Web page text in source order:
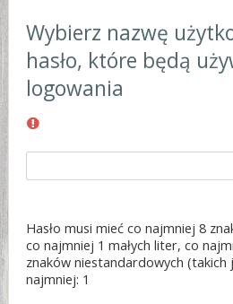
Wybierz nazwę
hasło, które będą
logowania
Hasło musi mieć co najmniej 8
co najmniej 1 małych liter, co
znaków niestandardowych
najmniej: 1